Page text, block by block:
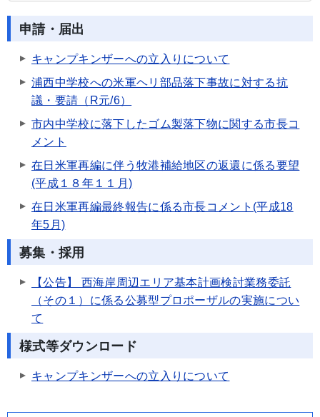
申請・届出
キャンプキンザーへの立入りについて
浦西中学校への米軍ヘリ部品落下事故に対する抗
議・要請（R元/6）
市内中学校に落下したゴム製落下物に関する市長コ
メント
在日米軍再編に伴う牧港補給地区の返還に係る要望
(平成１８年１１月)
在日米軍再編最終報告に係る市長コメント(平成18
年5月)
募集・採用
【公告】 西海岸周辺エリア基本計画検討業務委託
（その１）に係る公募型プロポーザルの実施につい
て
様式等ダウンロード
キャンプキンザーへの立入りについて